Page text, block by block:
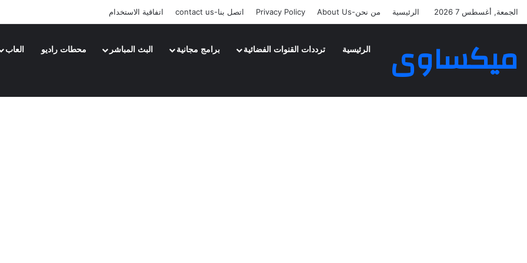
الجمعة, أغسطس 7 2026 الرئيسية من نحن-About Us Privacy Policy اتصل بنا-contact us اتفاقية الاستخدام
ميكساوى الرئيسية ترددات القنوات الفضائية برامج مجانية البث المباشر محطات راديو العاب